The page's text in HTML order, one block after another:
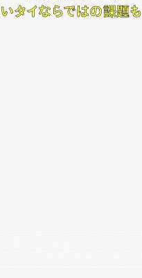
タイならではの課題も